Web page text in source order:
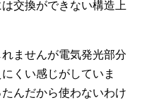
交換ができない構造上
ませんが電気発光部分
くい感じがしていま
んだから使わないわけ